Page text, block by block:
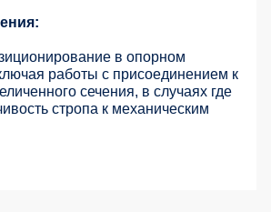
в опорном
работы с присоединением к
сечения, в случаях где
стропа к механическим